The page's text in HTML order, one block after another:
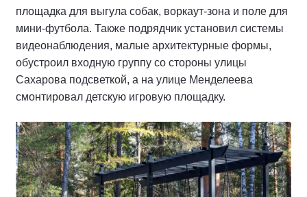
площадка для выгула собак, воркаут-зона и поле для
мини-футбола. Также подрядчик установил системы
видеонаблюдения, малые архитектурные формы,
обустроил входную группу со стороны улицы
Сахарова подсветкой, а на улице Менделеева
смонтировал детскую игровую площадку.